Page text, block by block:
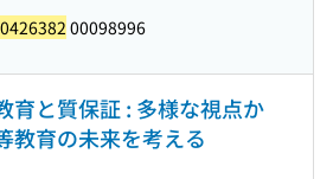
00098996
育と質保証 : 多様な視点か
教育の未来を考える